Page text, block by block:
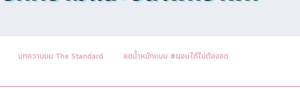
บทความบน The Standard ลดน้ำหนักแบบ #ผอมได้ไม่ต้องอด